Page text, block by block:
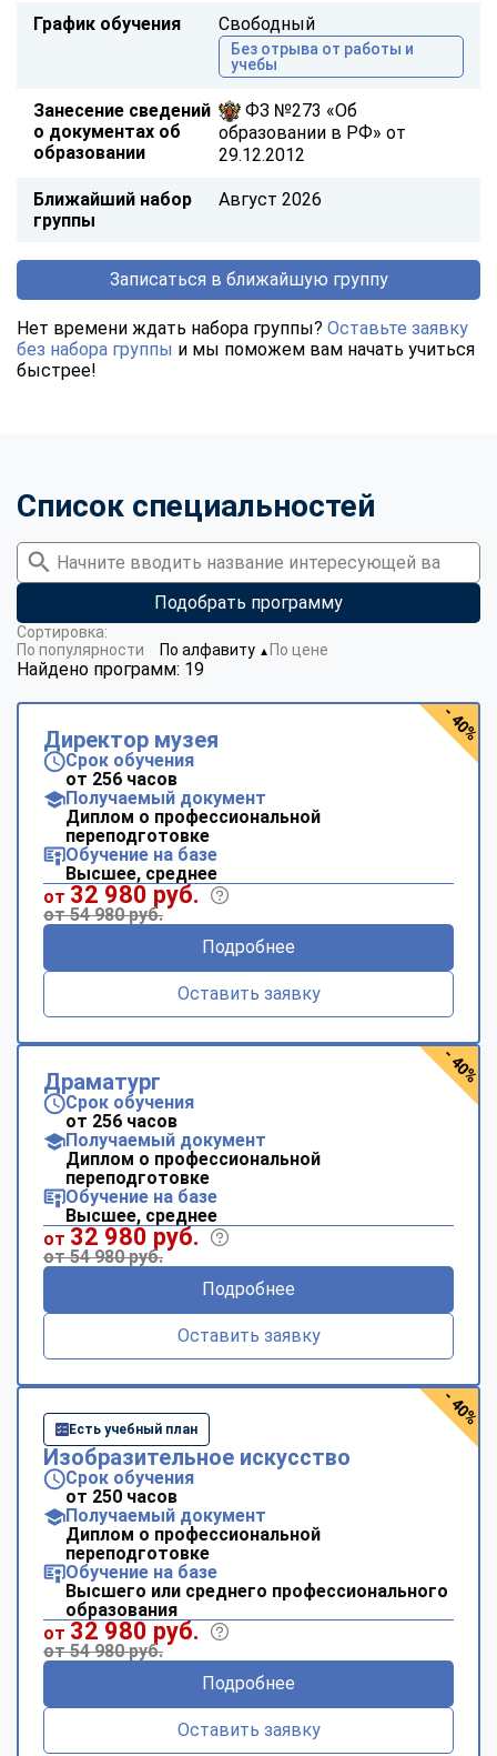
График обучения Свободный
Без отрыва от работы и
учебы
Занесение сведений
о документах об
образовании
ФЗ №273 «Об
образовании в РФ» от
29.12.2012
Ближайший набор
группы
Август 2026
Записаться в ближайшую группу
Нет времени ждать набора группы? Оставьте заявку
без набора группы и мы поможем вам начать учиться
быстрее!
Список специальностей
Подобрать программу
Найдено программ: 19
Сортировка:
По популярности
По алфавиту ▼ По цене
Директор музея
Срок обучения
от 256 часов
Получаемый документ
Диплом о профессиональной
переподготовке
Обучение на базе
Высшее, среднее
от 32 980 руб.
от 54 980 руб.
Подробнее
Оставить заявку
- 40%
Драматург
Срок обучения
от 256 часов
Получаемый документ
Диплом о профессиональной
переподготовке
Обучение на базе
Высшее, среднее
от 32 980 руб.
от 54 980 руб.
Подробнее
Оставить заявку
- 40%
Есть учебный план
Изобразительное искусство
Срок обучения
от 250 часов
Получаемый документ
Диплом о профессиональной
переподготовке
Обучение на базе
Высшего или среднего профессионального
образования
от 32 980 руб.
от 54 980 руб.
Подробнее
Оставить заявку
- 40%